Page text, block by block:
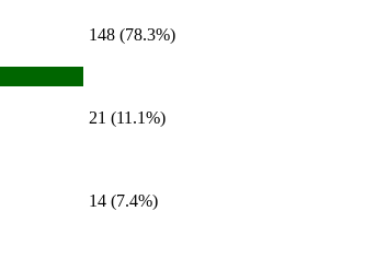
148 (78.3%)
21 (11.1%)
14 (7.4%)